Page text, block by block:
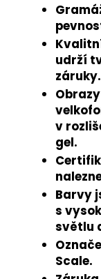
udrží
záruky.
v
gel.
Barvy
s
světlu
Scale.